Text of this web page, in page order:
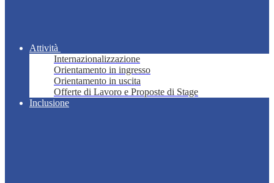
Attività
Internazionalizzazione
Orientamento in ingresso
Orientamento in uscita
Offerte di Lavoro e Proposte di Stage
Inclusione